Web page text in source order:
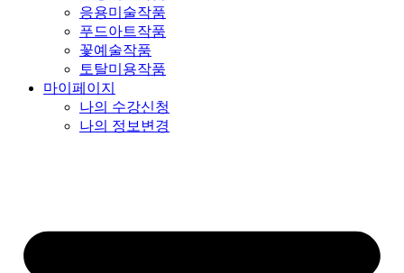
응용미술작품
푸드아트작품
꽃예술작품
토탈미용작품
마이페이지
나의 수강신청
나의 정보변경